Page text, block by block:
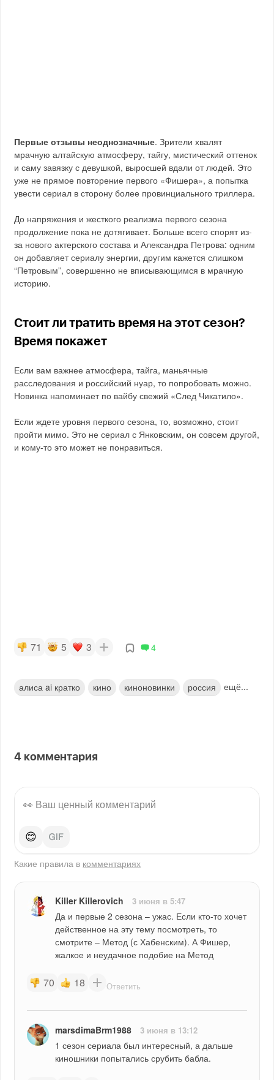
Первые отзывы неоднозначные. Зрители хвалят
мрачную алтайскую атмосферу, тайгу, мистический оттенок
и саму завязку с девушкой, выросшей вдали от людей. Это
уже не прямое повторение первого «Фишера», а попытка
увести сериал в сторону более провинциального триллера.
До напряжения и жесткого реализма первого сезона
продолжение пока не дотягивает. Больше всего спорят из-
за нового актерского состава и Александра Петрова: одним
он добавляет сериалу энергии, другим кажется слишком
“Петровым”, совершенно не вписывающимся в мрачную
историю.
Стоит ли тратить время на этот сезон?
Время покажет
Если вам важнее атмосфера, тайга, маньячные
расследования и российский нуар, то попробовать можно.
Новинка напоминает по вайбу свежий «След Чикатило».
Если ждете уровня первого сезона, то, возможно, стоит
пройти мимо. Это не сериал с Янковским, он совсем другой,
и кому-то это может не понравиться.
71 5 3 4
алиса ai кратко кино киноновинки россия ещё...
4 комментария
😊
Какие правила в комментариях
Killer Killerovich 3 июня в 5:47
Да и первые 2 сезона – ужас. Если кто-то хочет
действенное на эту тему посмотреть, то
смотрите – Метод (с Хабенским). А Фишер,
жалкое и неудачное подобие на Метод
70 18 Ответить
marsdimaBrm1988 3 июня в 13:12
1 сезон сериала был интересный, а дальше
киношники попытались срубить бабла.